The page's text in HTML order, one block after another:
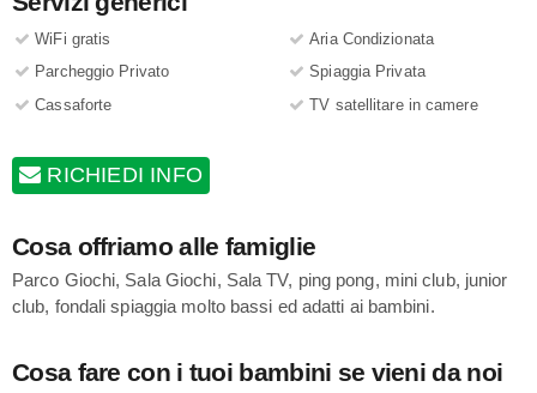
WiFi gratis
Aria Condizionata
Parcheggio Privato
Spiaggia Privata
Cassaforte
TV satellitare in camere
RICHIEDI INFO
Cosa offriamo alle famiglie
Parco Giochi, Sala Giochi, Sala TV, ping pong, mini club, junior
club, fondali spiaggia molto bassi ed adatti ai bambini.
Cosa fare con i tuoi bambini se vieni da noi